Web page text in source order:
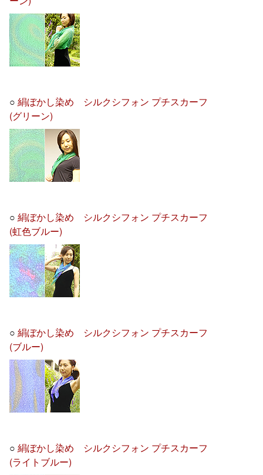
○絹ぼかし染め シルクシフォン プチスカーフ
(グリーン)
○絹ぼかし染め シルクシフォン プチスカーフ
(虹色ブルー)
○絹ぼかし染め シルクシフォン プチスカーフ
(ブルー)
○絹ぼかし染め シルクシフォン プチスカーフ
(ライトブルー)